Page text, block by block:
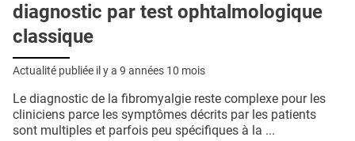
diagnostic par test ophtalmologique
classique
Actualité publiée il y a 9 années 10 mois
Le diagnostic de la fibromyalgie reste complexe pour les
cliniciens parce les symptômes décrits par les patients
sont multiples et parfois peu spécifiques à la ...